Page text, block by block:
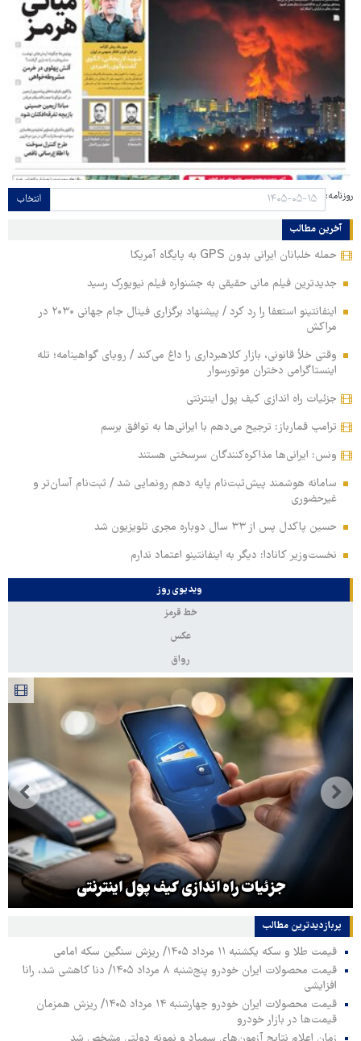
روزنامه: انتخاب
آخرین مطالب
حمله خلبانان ایرانی بدون GPS به پایگاه آمریکا
جدیدترین فیلم مانی حقیقی به جشنواره فیلم نیویورک رسید
اینفانتینو استعفا را رد کرد / پیشنهاد برگزاری فینال جام جهانی ۲۰۳۰ در
مراکش
وقتی خلأ قانونی، بازار کلاهبرداری را داغ می‌کند / رویای گواهینامه؛ تله
اینستاگرامی دختران موتورسوار
جزئیات راه اندازی کیف پول اینترنتی
ترامپ قمارباز: ترجیح می‌دهم با ایرانی‌ها به توافق برسم
ونس: ایرانی‌ها مذاکره‌کنندگان سرسختی هستند
سامانه هوشمند پیش‌ثبت‌نام پایه دهم رونمایی شد / ثبت‌نام آسان‌تر و
غیرحضوری
حسین پاکدل پس از ۳۳ سال دوباره مجری تلویزیون شد
نخست‌وزیر کانادا: دیگر به اینفانتینو اعتماد ندارم
ویدیوی روز
خط قرمز
عکس
رواق
جزئیات راه اندازی کیف پول اینترنتی
پربازدیدترین‌ مطالب
قیمت طلا و سکه یکشنبه ۱۱ مرداد ۱۴۰۵/ ریزش سنگین سکه امامی
قیمت محصولات ایران خودرو پنج‌شنبه ۸ مرداد ۱۴۰۵/ دنا کاهشی شد، رانا
افزایشی
قیمت محصولات ایران خودرو چهارشنبه ۱۴ مرداد ۱۴۰۵/ ریزش همزمان
قیمت‌ها در بازار خودرو